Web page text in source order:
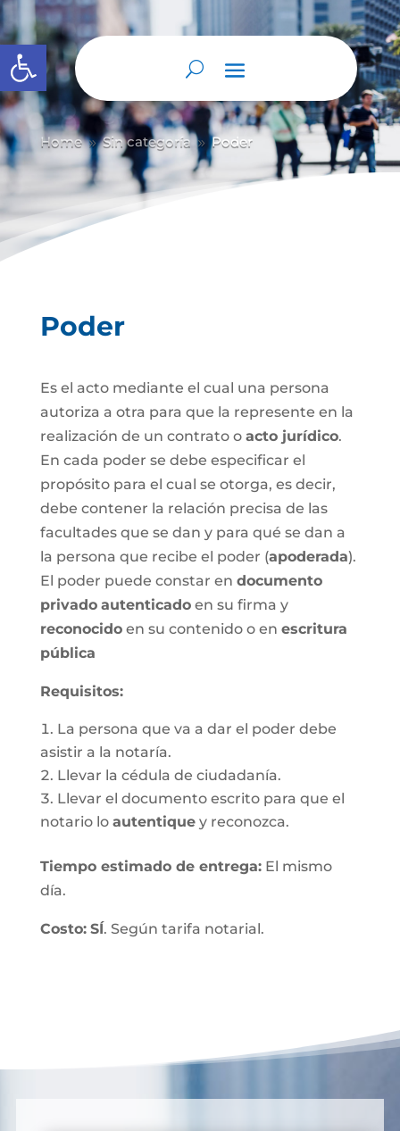
Abrir barra de herramientas
Home 9 Sin categoría 9 Poder
Poder
Es el acto mediante el cual una persona
autoriza a otra para que la represente en la
realización de un contrato o acto jurídico.
En cada poder se debe especificar el
propósito para el cual se otorga, es decir,
debe contener la relación precisa de las
facultades que se dan y para qué se dan a
la persona que recibe el poder (apoderada).
El poder puede constar en documento
privado autenticadoen su firma y
reconocidoen su contenido o en escritura
pública
Requisitos:
La persona que va a dar el poder debe
asistir a la notaría.
Llevar la cédula de ciudadanía.
Llevar el documento escrito para que el
notario lo autentiquey reconozca.
Tiempo estimado de entrega:El mismo
día.
Costo: SÍ. Según tarifa notarial.